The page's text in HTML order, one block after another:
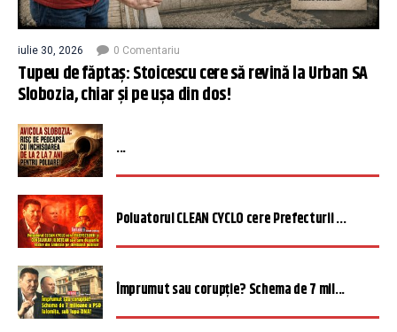
iulie 30, 2026 0 Comentariu
Tupeu de făptaș: Stoicescu cere să revină la Urban SA
Slobozia, chiar și pe ușa din dos!
...
Poluatorul CLEAN CYCLO cere Prefecturii ...
Împrumut sau corupție? Schema de 7 mil...